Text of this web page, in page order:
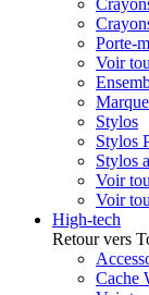
Porte-
Voir
Stylos
Stylos
Stylos
Voir
Voir
High-tech
Retour vers
Cache